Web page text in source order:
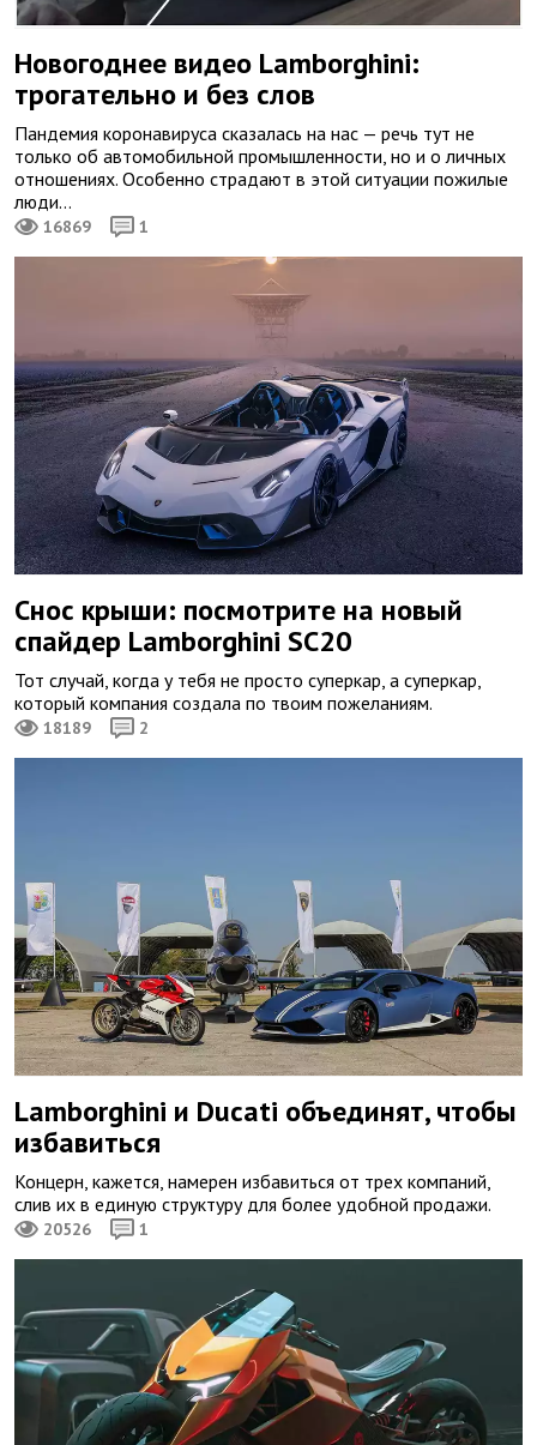
Новогоднее видео Lamborghini:
трогательно и без слов
Пандемия коронавируса сказалась на нас — речь тут не
только об автомобильной промышленности, но и о личных
отношениях. Особенно страдают в этой ситуации пожилые
люди…
16869 1
Снос крыши: посмотрите на новый
спайдер Lamborghini SC20
Тот случай, когда у тебя не просто суперкар, а суперкар,
который компания создала по твоим пожеланиям.
18189 2
Lamborghini и Ducati объединят, чтобы
избавиться
Концерн, кажется, намерен избавиться от трех компаний,
слив их в единую структуру для более удобной продажи.
20526 1